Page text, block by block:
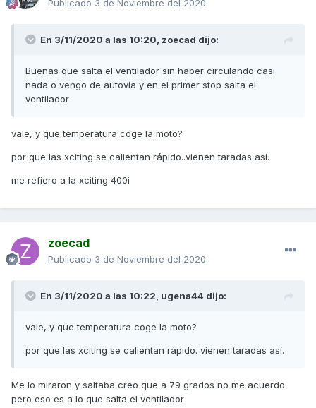
Publicado 3 de Noviembre del 2020
En 3/11/2020 a las 10:20, zoecad dijo:
Buenas que salta el ventilador sin haber circulando casi
nada o vengo de autovía y en el primer stop salta el
ventilador
vale, y que temperatura coge la moto?
por que las xciting se calientan rápido..vienen taradas así.
me refiero a la xciting 400i
zoecad
Publicado 3 de Noviembre del 2020
En 3/11/2020 a las 10:22, ugena44 dijo:
vale, y que temperatura coge la moto?
por que las xciting se calientan rápido. vienen taradas así.
Me lo miraron y saltaba creo que a 79 grados no me acuerdo
pero eso es a lo que salta el ventilador